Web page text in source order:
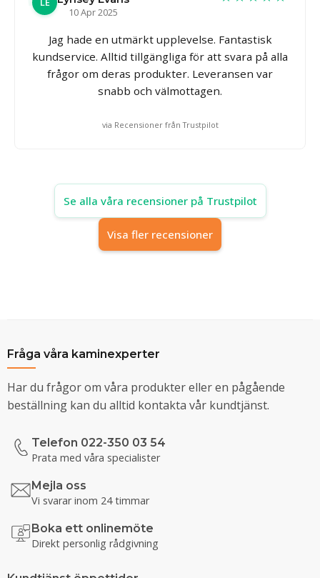
10 Apr 2025
Jag hade en utmärkt upplevelse. Fantastisk
kundservice. Alltid tillgängliga för att svara på alla
frågor om deras produkter. Leveransen var
snabb och välmottagen.
via Recensioner från Trustpilot
Se alla våra recensioner på Trustpilot
Visa fler recensioner
Fråga våra kaminexperter
Har du frågor om våra produkter eller en pågående
beställning kan du alltid kontakta vår kundtjänst.
Telefon 022-350 03 54
Prata med våra specialister
Mejla oss
Vi svarar inom 24 timmar
Boka ett onlinemöte
Direkt personlig rådgivning